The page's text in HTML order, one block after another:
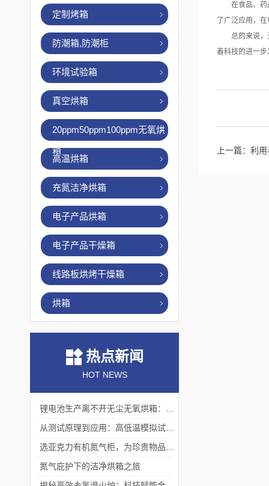
定制烤箱
防潮箱,防潮柜
环境试验箱
真空烘箱
20ppm50ppm100ppm无氧烘
箱
高温烘箱
充氮洁净烘箱
电子产品烘箱
电子产品干燥箱
线路板烘烤干燥箱
烘箱
热点新闻
HOT NEWS
氮气庇护下的洁净烘箱之旅
在食品、药品
了广泛应用，
总的来说，无
着科技的进一
上一篇： 利用